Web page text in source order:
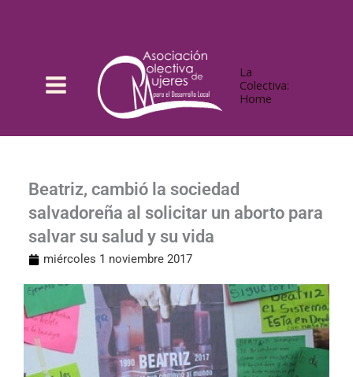
La
Colectiva:
Home
Beatriz, cambió la sociedad
salvadoreña al solicitar un aborto para
salvar su salud y su vida
miércoles 1 noviembre 2017